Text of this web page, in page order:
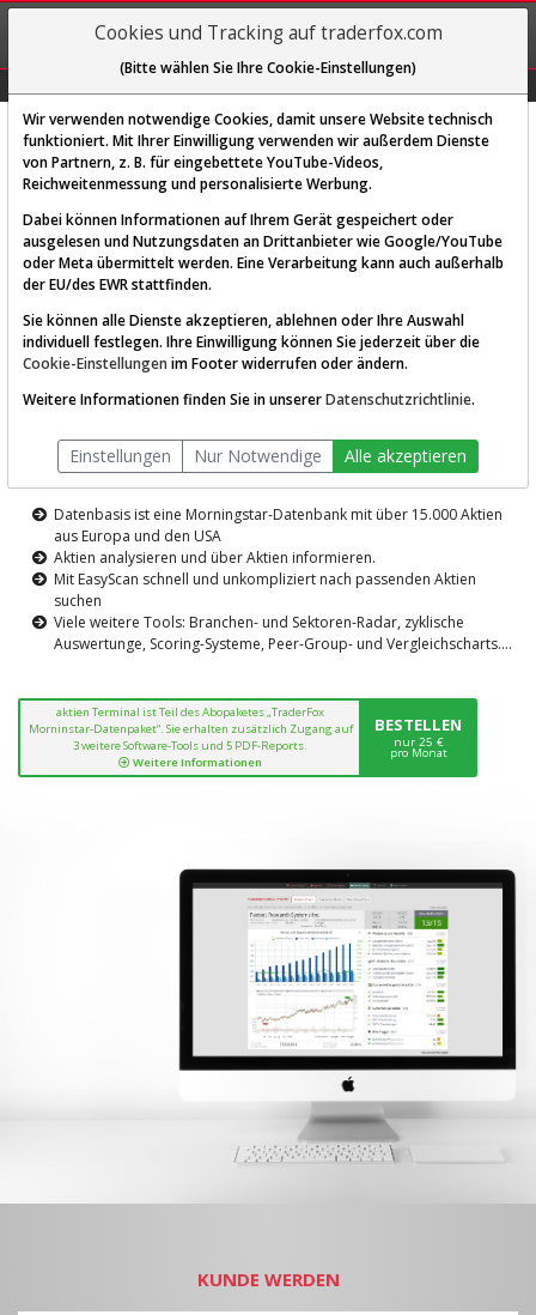
REGIS-
TRIEREN
Diese Funktion ist nur für
AKTIEN-TERMINAL
Die Aktienanalyse-Plattform von
TraderFox
Datenbasis ist eine Morningstar-Datenbank mit über 15.000 Aktien
aus Europa und den USA
Aktien analysieren und über Aktien informieren.
Mit EasyScan schnell und unkompliziert nach passenden Aktien
suchen
Viele weitere Tools: Branchen- und Sektoren-Radar, zyklische
Auswertunge, Scoring-Systeme, Peer-Group- und Vergleichscharts....
aktien Terminal ist Teil des Abopaketes „TraderFox
Morninstar-Datenpaket“. Sie erhalten zusätzlich Zugang auf
3 weitere Software-Tools und 5 PDF-Reports.
Weitere Informationen
BESTELLEN
nur 25 €
pro Monat
KUNDE WERDEN
Cookies und Tracking auf traderfox.com
(Bitte wählen Sie Ihre Cookie-Einstellungen)
Wir verwenden notwendige Cookies, damit unsere Website technisch
funktioniert. Mit Ihrer Einwilligung verwenden wir außerdem Dienste
von Partnern, z. B. für eingebettete YouTube-Videos,
Reichweitenmessung und personalisierte Werbung.
Dabei können Informationen auf Ihrem Gerät gespeichert oder
ausgelesen und Nutzungsdaten an Drittanbieter wie Google/YouTube
oder Meta übermittelt werden. Eine Verarbeitung kann auch außerhalb
der EU/des EWR stattfinden.
Sie können alle Dienste akzeptieren, ablehnen oder Ihre Auswahl
individuell festlegen. Ihre Einwilligung können Sie jederzeit über die
Cookie-Einstellungen im Footer widerrufen oder ändern.
Weitere Informationen finden Sie in unsererDatenschutzrichtlinie.
Einstellungen Nur Notwendige Alle akzeptieren